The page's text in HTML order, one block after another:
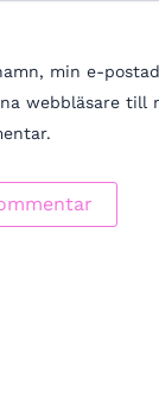
min e-
webbläsare till